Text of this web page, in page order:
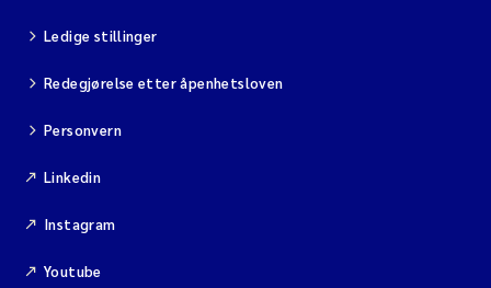
Ledige stillinger
Redegjørelse etter åpenhetsloven
Personvern
Linkedin
Instagram
Youtube